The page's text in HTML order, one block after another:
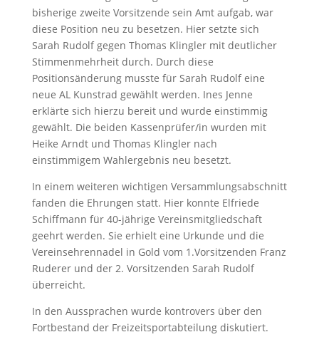
bisherige zweite Vorsitzende sein Amt aufgab, war
diese Position neu zu besetzen. Hier setzte sich
Sarah Rudolf gegen Thomas Klingler mit deutlicher
Stimmenmehrheit durch. Durch diese
Positionsänderung musste für Sarah Rudolf eine
neue AL Kunstrad gewählt werden. Ines Jenne
erklärte sich hierzu bereit und wurde einstimmig
gewählt. Die beiden Kassenprüfer/in wurden mit
Heike Arndt und Thomas Klingler nach
einstimmigem Wahlergebnis neu besetzt.
In einem weiteren wichtigen Versammlungsabschnitt
fanden die Ehrungen statt. Hier konnte Elfriede
Schiffmann für 40-jährige Vereinsmitgliedschaft
geehrt werden. Sie erhielt eine Urkunde und die
Vereinsehrennadel in Gold vom 1.Vorsitzenden Franz
Ruderer und der 2. Vorsitzenden Sarah Rudolf
überreicht.
In den Aussprachen wurde kontrovers über den
Fortbestand der Freizeitsportabteilung diskutiert.